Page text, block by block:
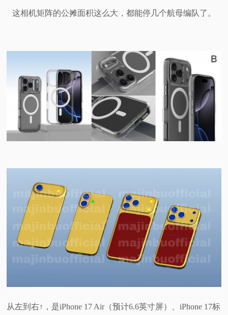
这相机矩阵的公摊面积这么大，都能停几个航母编队了。
从左到右↑，是iPhone 17 Air（预计6.6英寸屏）、iPhone 17标